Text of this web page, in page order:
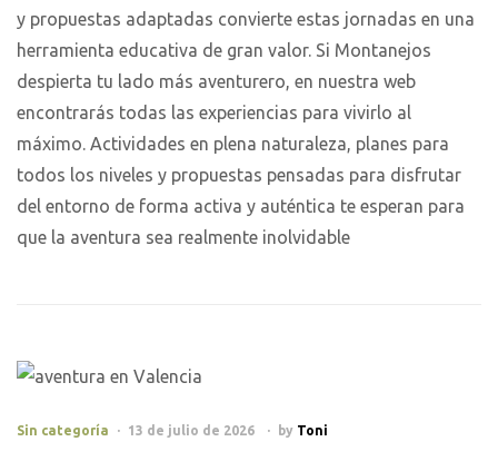
y propuestas adaptadas convierte estas jornadas en una
herramienta educativa de gran valor. Si Montanejos
despierta tu lado más aventurero, en nuestra web
encontrarás todas las experiencias para vivirlo al
máximo. Actividades en plena naturaleza, planes para
todos los niveles y propuestas pensadas para disfrutar
del entorno de forma activa y auténtica te esperan para
que la aventura sea realmente inolvidable
Sin categoría 13 de julio de 2026 by Toni